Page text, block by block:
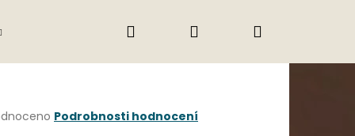
Obchodní podmínky
Přihlášení
Podrobnosti hodnocení